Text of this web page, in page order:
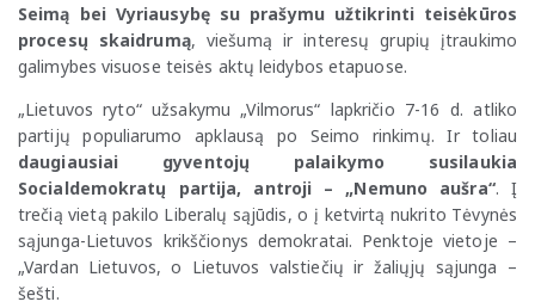
Seimą bei Vyriausybę su prašymu užtikrinti teisėkūros
procesų skaidrumą, viešumą ir interesų grupių įtraukimo
galimybes visuose teisės aktų leidybos etapuose.
„Lietuvos ryto“ užsakymu „Vilmorus“ lapkričio 7-16 d. atliko
partijų populiarumo apklausą po Seimo rinkimų. Ir toliau
daugiausiai gyventojų palaikymo susilaukia
Socialdemokratų partija, antroji – „Nemuno aušra“. Į
trečią vietą pakilo Liberalų sąjūdis, o į ketvirtą nukrito Tėvynės
sąjunga-Lietuvos krikščionys demokratai. Penktoje vietoje –
„Vardan Lietuvos, o Lietuvos valstiečių ir žaliųjų sąjunga –
šešti.